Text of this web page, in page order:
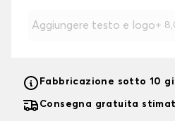
Aggiungere testo e logo+
Fabbricazione sotto 10
Consegna gratuita